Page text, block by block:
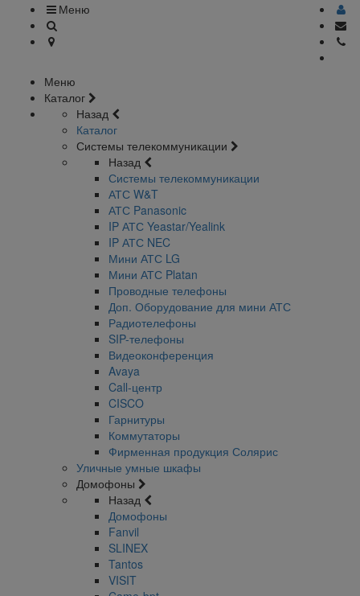
Меню
Меню
Каталог
Назад
Каталог
Системы телекоммуникации
Назад
Системы телекоммуникации
АТС W&T
АТС Panasonic
IP АТС Yeastar/Yealink
IP АТС NEC
Мини АТС LG
Мини АТС Platan
Проводные телефоны
Доп. Оборудование для мини АТС
Радиотелефоны
SIP-телефоны
Видеоконференция
Avaya
Call-центр
CISCO
Гарнитуры
Коммутаторы
Фирменная продукция Солярис
Уличные умные шкафы
Домофоны
Назад
Домофоны
Fanvil
SLINEX
Tantos
VISIT